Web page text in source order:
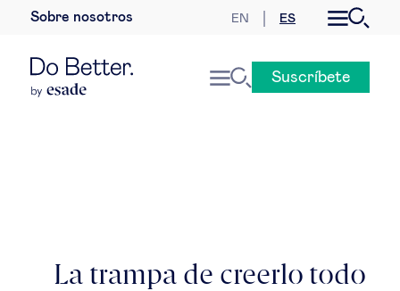
Sobre nosotros EN ES
Economía internacional
Suscríbete
La trampa de creerlo todo